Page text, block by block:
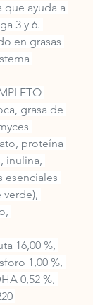
ayuda a
3 y 6.
en grasas
grasa de
proteína
inulina,
esenciales
16,00 %,
1,00 %,
0,52 %,